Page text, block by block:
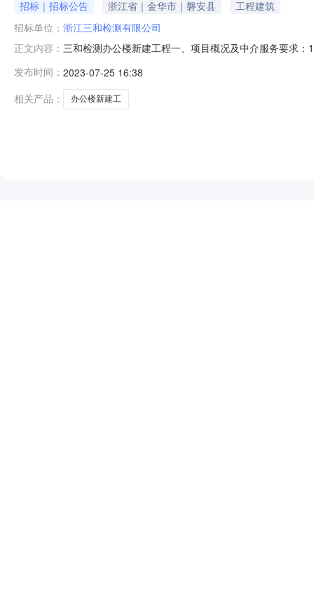
招标｜招标公告 浙江省｜金华市｜磐安县
工程建筑
招标单位： 浙江三和检测有限公司
正文内容： 三和检测办公楼新建工程一、项目概况及中介服务要求
以招标人要求为准。5.质量要求：符合各审批部门要求
网上中介超市中相应中
发布时间： 2023-07-25 16:38
相关产品：
办公楼新建工